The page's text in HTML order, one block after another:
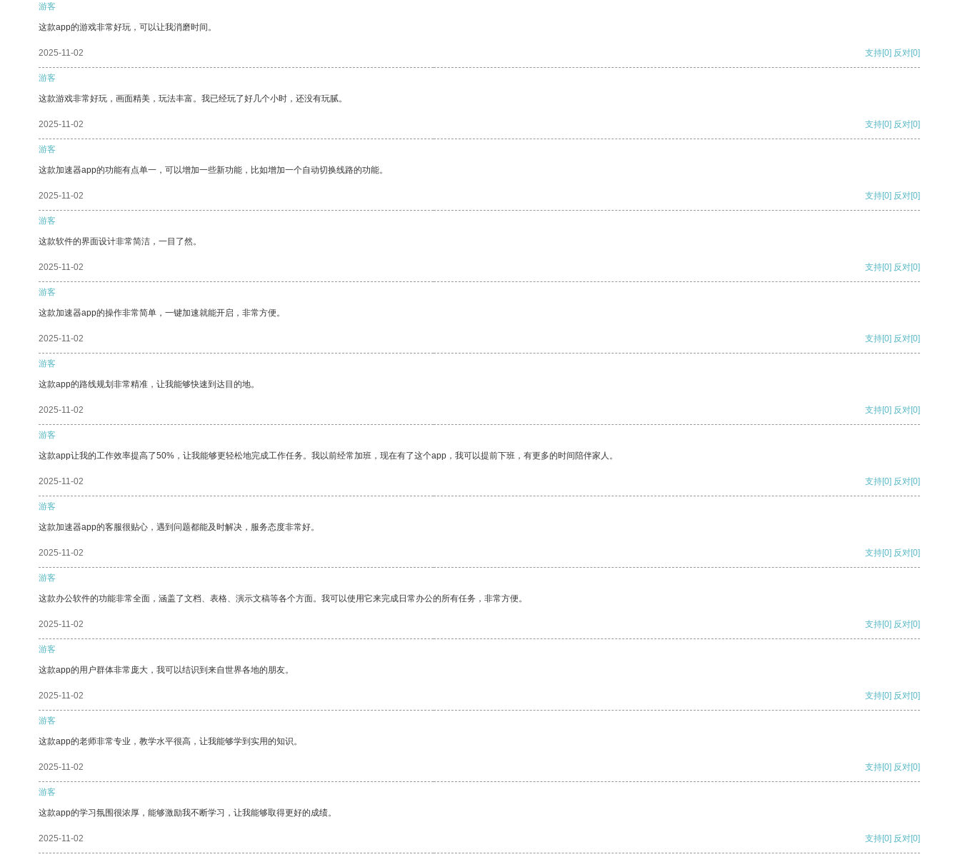
游客
这款app的游戏非常好玩，可以让我消磨时间。
2025-11-02 支持[0] 反对[0]
游客
这款游戏非常好玩，画面精美，玩法丰富。我已经玩了好几个小时，还没有玩腻。
2025-11-02 支持[0] 反对[0]
游客
这款加速器app的功能有点单一，可以增加一些新功能，比如增加一个自动切换线路的功能。
2025-11-02 支持[0] 反对[0]
游客
这款软件的界面设计非常简洁，一目了然。
2025-11-02 支持[0] 反对[0]
游客
这款加速器app的操作非常简单，一键加速就能开启，非常方便。
2025-11-02 支持[0] 反对[0]
游客
这款app的路线规划非常精准，让我能够快速到达目的地。
2025-11-02 支持[0] 反对[0]
游客
这款app让我的工作效率提高了50%，让我能够更轻松地完成工作任务。我以前经常加班，现在有了这个app，我可以提前下班，有更多的时间陪伴家人。
2025-11-02 支持[0] 反对[0]
游客
这款加速器app的客服很贴心，遇到问题都能及时解决，服务态度非常好。
2025-11-02 支持[0] 反对[0]
游客
这款办公软件的功能非常全面，涵盖了文档、表格、演示文稿等各个方面。我可以使用它来完成日常办公的所有任务，非常方便。
2025-11-02 支持[0] 反对[0]
游客
这款app的用户群体非常庞大，我可以结识到来自世界各地的朋友。
2025-11-02 支持[0] 反对[0]
游客
这款app的老师非常专业，教学水平很高，让我能够学到实用的知识。
2025-11-02 支持[0] 反对[0]
游客
这款app的学习氛围很浓厚，能够激励我不断学习，让我能够取得更好的成绩。
2025-11-02 支持[0] 反对[0]